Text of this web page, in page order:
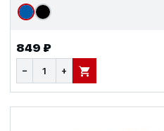
849 ₽
− + В КОРЗИНУ